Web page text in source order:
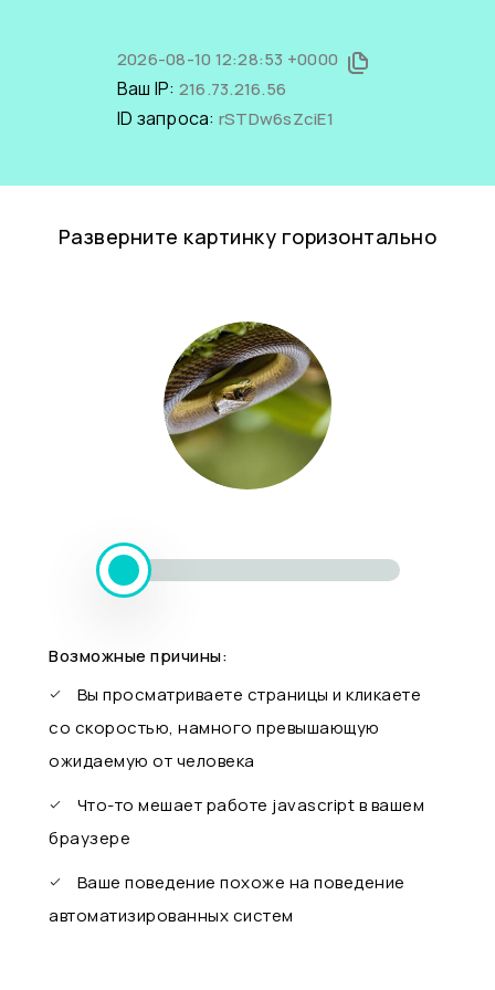
2026-08-10 12:28:53 +0000
Ваш IP: 216.73.216.56
ID запроса: rSTDw6sZciE1
Разверните картинку горизонтально
Возможные причины:
Вы просматриваете страницы и кликаете
со скоростью, намного превышающую
ожидаемую от человека
Что-то мешает работе javascript в вашем
браузере
Ваше поведение похоже на поведение
автоматизированных систем